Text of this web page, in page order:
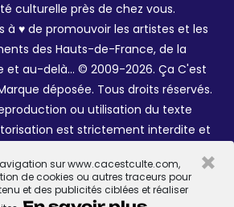
sur www.cacestculte.com,
de cookies ou autres traceurs pour
et des publicités ciblées et réaliser
×
culturelle près de chez vous.
à ♥ de promouvoir les artistes et les
des Hauts-de-France, de la
et au-delà... © 2009-2026. Ça C'est
déposée. Tous droits réservés.
ou utilisation du texte
est strictement interdite et
et Céline Galant.